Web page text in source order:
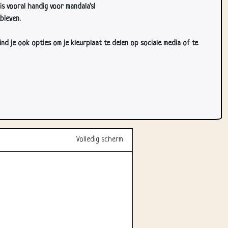
vooral handig voor mandala's!
je ook opties om je kleurplaat te delen op sociale media of te
Volledig scherm